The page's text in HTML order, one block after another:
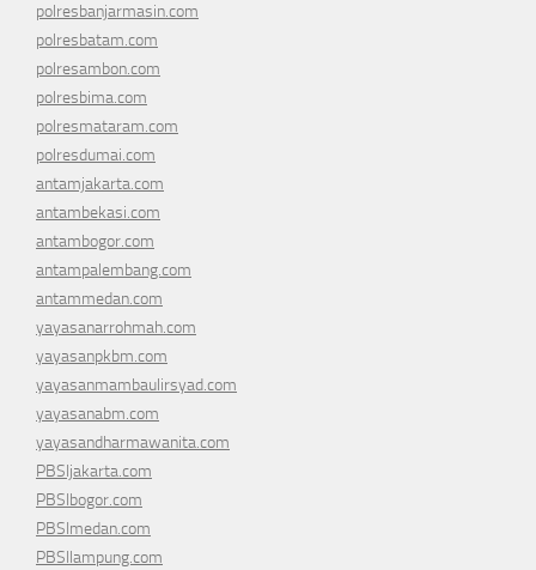
polresbanjarmasin.com
polresbatam.com
polresambon.com
polresbima.com
polresmataram.com
polresdumai.com
antamjakarta.com
antambekasi.com
antambogor.com
antampalembang.com
antammedan.com
yayasanarrohmah.com
yayasanpkbm.com
yayasanmambaulirsyad.com
yayasanabm.com
yayasandharmawanita.com
PBSIjakarta.com
PBSIbogor.com
PBSImedan.com
PBSIlampung.com